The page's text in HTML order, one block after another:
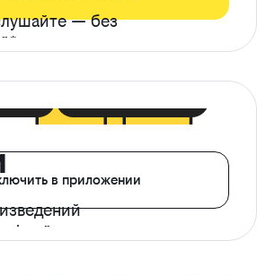
— без
в приложении